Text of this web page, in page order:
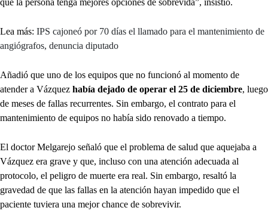
que la persona tenga mejores opciones de sobrevida”, insistió.
Lea más: IPS cajoneó por 70 días el llamado para el mantenimiento de
angiógrafos, denuncia diputado
Añadió que uno de los equipos que no funcionó al momento de
atender a Vázquez había dejado de operar el 25 de diciembre, luego
de meses de fallas recurrentes. Sin embargo, el contrato para el
mantenimiento de equipos no había sido renovado a tiempo.
El doctor Melgarejo señaló que el problema de salud que aquejaba a
Vázquez era grave y que, incluso con una atención adecuada al
protocolo, el peligro de muerte era real. Sin embargo, resaltó la
gravedad de que las fallas en la atención hayan impedido que el
paciente tuviera una mejor chance de sobrevivir.